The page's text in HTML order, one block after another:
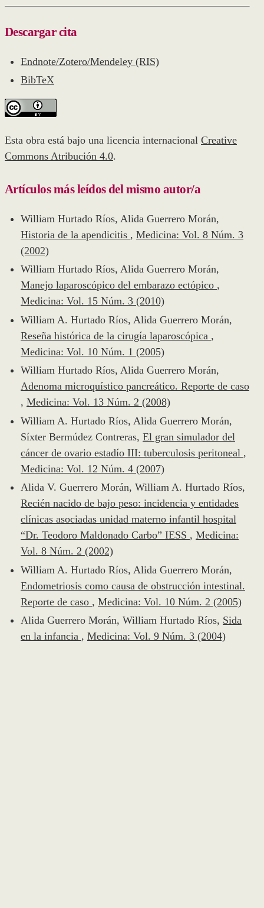
Descargar cita
Endnote/Zotero/Mendeley (RIS)
BibTeX
Esta obra está bajo una licencia internacional Creative
Commons Atribución 4.0.
Artículos más leídos del mismo autor/a
William Hurtado Ríos, Alida Guerrero Morán,
Historia de la apendicitis , Medicina: Vol. 8 Núm. 3
(2002)
William Hurtado Ríos, Alida Guerrero Morán,
Manejo laparoscópico del embarazo ectópico ,
Medicina: Vol. 15 Núm. 3 (2010)
William A. Hurtado Ríos, Alida Guerrero Morán,
Reseña histórica de la cirugía laparoscópica ,
Medicina: Vol. 10 Núm. 1 (2005)
William Hurtado Ríos, Alida Guerrero Morán,
Adenoma microquístico pancreático. Reporte de caso
, Medicina: Vol. 13 Núm. 2 (2008)
William A. Hurtado Ríos, Alida Guerrero Morán,
Síxter Bermúdez Contreras, El gran simulador del
cáncer de ovario estadío III: tuberculosis peritoneal ,
Medicina: Vol. 12 Núm. 4 (2007)
Alida V. Guerrero Morán, William A. Hurtado Ríos,
Recién nacido de bajo peso: incidencia y entidades
clínicas asociadas unidad materno infantil hospital
“Dr. Teodoro Maldonado Carbo” IESS , Medicina:
Vol. 8 Núm. 2 (2002)
William A. Hurtado Ríos, Alida Guerrero Morán,
Endometriosis como causa de obstrucción intestinal.
Reporte de caso , Medicina: Vol. 10 Núm. 2 (2005)
Alida Guerrero Morán, William Hurtado Ríos, Sida
en la infancia , Medicina: Vol. 9 Núm. 3 (2004)